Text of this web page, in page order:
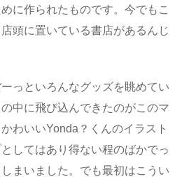
に作られたものです。今でもこ
頭に置いている書店があるんじ
っといろんなグッズを眺めてい
中に飛び込んできたのがこのマ
わいいYonda？くんのイラスト
してはあり得ない程のばかでっ
まいました。でも最初はこうい